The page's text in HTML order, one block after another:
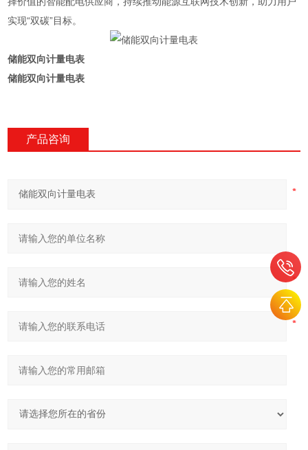
实现“双碳”目标。
储能双向计量电表
储能双向计量电表
产品咨询